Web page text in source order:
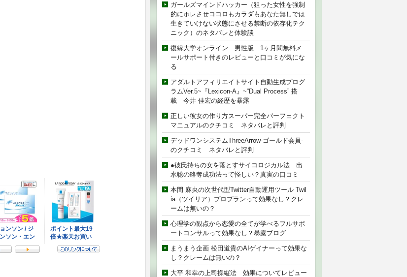
ガールズマインドハッカー（狙った女性を強制
的にホレさせココロもカラダもあなた無しでは
生きていけない状態にさせる禁断の依存化テク
ニック）のネタバレと体験談
復縁大学オンライン 男性版 1ヶ月間無料メ
ールサポート付きのレビューと口コミが気にな
る
アダルトアフィリエイトサイト自動生成プログ
ラムVer.5~『Lexicon-A』~“Dual Process” 搭
載 今井 佳宏の経歴を暴露
正しい彼女の作り方スーパー完全パーフェクト
マニュアルのクチコミ ネタバレと評判
デッドワンシステムThreeArrow-ゴールド会員-
のクチコミ ネタバレと評判
●彼氏持ちの女を落とすサイコロジカル法 出
水聡の略奪成功法って怪しい？真実の口コミ
本間 麻央の次世代型Twitter自動運用ツール Twil
ia（ツイリア）プロプランって効果なし？クレ
ームは無いの？
心理学の観点から恋愛の全てが学べるフルサポ
ートコンサルって効果なし？暴露ブログ
まうまう企画 松田道貴のAIゲイナーって効果な
し？クレームは無いの？
大平 和幸の上司操縦法 効果についてレビュー